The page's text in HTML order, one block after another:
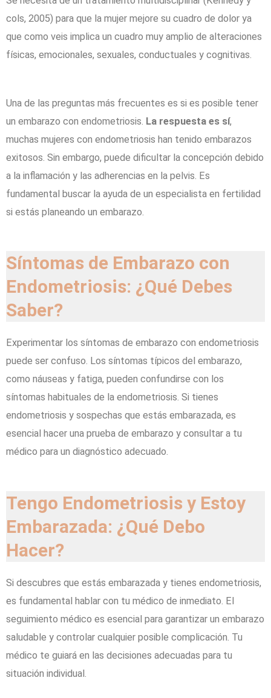
cols, 2005) para que la mujer mejore su cuadro de dolor ya
que como veis implica un cuadro muy amplio de alteraciones
físicas, emocionales, sexuales, conductuales y cognitivas.
Una de las preguntas más frecuentes es si es posible tener
un embarazo con endometriosis. La respuesta es sí,
muchas mujeres con endometriosis han tenido embarazos
exitosos. Sin embargo, puede dificultar la concepción debido
a la inflamación y las adherencias en la pelvis. Es
fundamental buscar la ayuda de un especialista en fertilidad
si estás planeando un embarazo.
Síntomas de Embarazo con
Endometriosis: ¿Qué Debes
Saber?
Experimentar los síntomas de embarazo con endometriosis
puede ser confuso. Los síntomas típicos del embarazo,
como náuseas y fatiga, pueden confundirse con los
síntomas habituales de la endometriosis. Si tienes
endometriosis y sospechas que estás embarazada, es
esencial hacer una prueba de embarazo y consultar a tu
médico para un diagnóstico adecuado.
Tengo Endometriosis y Estoy
Embarazada: ¿Qué Debo
Hacer?
Si descubres que estás embarazada y tienes endometriosis,
es fundamental hablar con tu médico de inmediato. El
seguimiento médico es esencial para garantizar un embarazo
saludable y controlar cualquier posible complicación. Tu
médico te guiará en las decisiones adecuadas para tu
situación individual.